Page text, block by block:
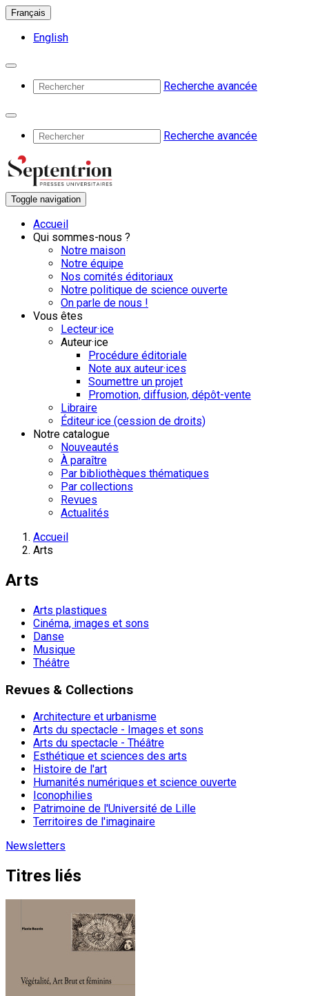
Français
English
Recherche avancée
Recherche avancée
Toggle navigation
Accueil
Qui sommes-nous ?
Notre maison
Notre équipe
Nos comités éditoriaux
Notre politique de science ouverte
On parle de nous !
Vous êtes
Lecteur·ice
Auteur·ice
Procédure éditoriale
Note aux auteur·ices
Soumettre un projet
Promotion, diffusion, dépôt-vente
Libraire
Éditeur·ice (cession de droits)
Notre catalogue
Nouveautés
À paraître
Par bibliothèques thématiques
Par collections
Revues
Actualités
Accueil
Arts
Arts
Arts plastiques
Cinéma, images et sons
Danse
Musique
Théâtre
Revues & Collections
Architecture et urbanisme
Arts du spectacle - Images et sons
Arts du spectacle - Théâtre
Esthétique et sciences des arts
Histoire de l'art
Humanités numériques et science ouverte
Iconophilies
Patrimoine de l'Université de Lille
Territoires de l'imaginaire
Newsletters
Titres liés